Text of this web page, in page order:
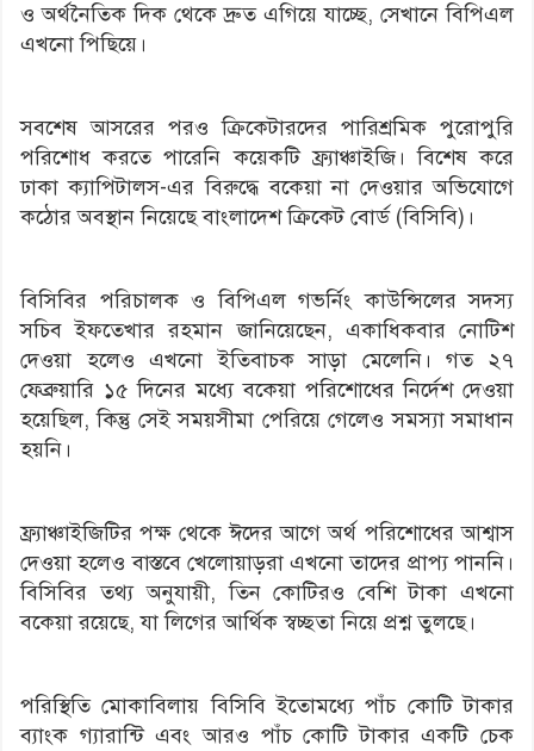
ও অর্থনৈতিক দিক থেকে দ্রুত এগিয়ে যাচ্ছে, সেখানে বিপিএল
এখনো পিছিয়ে।
সবশেষ আসরের পরও ক্রিকেটারদের পারিশ্রমিক পুরোপুরি
পরিশোধ করতে পারেনি কয়েকটি ফ্র্যাঞ্চাইজি। বিশেষ করে
ঢাকা ক্যাপিটালস-এর বিরুদ্ধে বকেয়া না দেওয়ার অভিযোগে
কঠোর অবস্থান নিয়েছে বাংলাদেশ ক্রিকেট বোর্ড (বিসিবি)।
বিসিবির পরিচালক ও বিপিএল গভর্নিং কাউন্সিলের সদস্য
সচিব ইফতেখার রহমান জানিয়েছেন, একাধিকবার নোটিশ
দেওয়া হলেও এখনো ইতিবাচক সাড়া মেলেনি। গত ২৭
ফেব্রুয়ারি ১৫ দিনের মধ্যে বকেয়া পরিশোধের নির্দেশ দেওয়া
হয়েছিল, কিন্তু সেই সময়সীমা পেরিয়ে গেলেও সমস্যা সমাধান
হয়নি।
ফ্র্যাঞ্চাইজিটির পক্ষ থেকে ঈদের আগে অর্থ পরিশোধের আশ্বাস
দেওয়া হলেও বাস্তবে খেলোয়াড়রা এখনো তাদের প্রাপ্য পাননি।
বিসিবির তথ্য অনুযায়ী, তিন কোটিরও বেশি টাকা এখনো
বকেয়া রয়েছে, যা লিগের আর্থিক স্বচ্ছতা নিয়ে প্রশ্ন তুলছে।
পরিস্থিতি মোকাবিলায় বিসিবি ইতোমধ্যে পাঁচ কোটি টাকার
ব্যাংক গ্যারান্টি এবং আরও পাঁচ কোটি টাকার একটি চেক